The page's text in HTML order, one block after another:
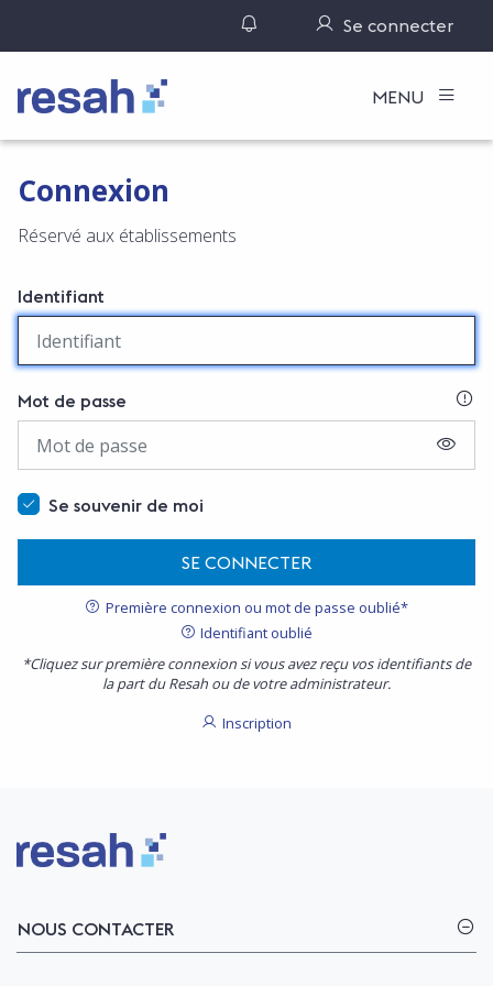
Gérer ses notifications
Se connecter
Logo Resah MENU
Connexion
Réservé aux établissements
Identifiant
Mot de passe
Se souvenir de moi
SE CONNECTER
Première connexion ou mot de passe oublié*
Identifiant oublié
*Cliquez sur première connexion si vous avez reçu vos identifiants de
la part du Resah ou de votre administrateur.
Inscription
Logo Resah
NOUS CONTACTER